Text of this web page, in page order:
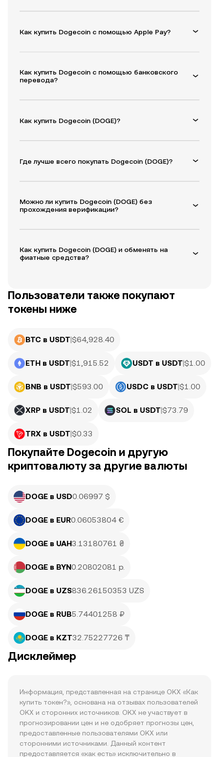
Как купить Dogecoin с помощью Apple Pay?
Как купить Dogecoin с помощью банковского
перевода?
Как купить Dogecoin (DOGE)?
Где лучше всего покупать Dogecoin (DOGE)?
Можно ли купить Dogecoin (DOGE) без
прохождения верификации?
Как купить Dogecoin (DOGE) и обменять на
фиатные средства?
Пользователи также покупают
токены ниже
BTC в USDT|$64,928.40
ETH в USDT|$1,915.52 USDT в USDT|$1.00
BNB в USDT|$593.00 USDC в USDT|$1.00
XRP в USDT|$1.02 SOL в USDT|$73.79
TRX в USDT|$0.33
Покупайте Dogecoin и другую
криптовалюту за другие валюты
DOGE в USD0.06997 $
DOGE в EUR0.06053804 €
DOGE в UAH3.13180761 ₴
DOGE в BYN0.20802081 р.
DOGE в UZS836.26150353 UZS
DOGE в RUB5.74401258 ₽
DOGE в KZT32.75227726 ₸
Дисклеймер
Информация, представленная на странице OKX «Как
купить токен?», основана на отзывах пользователей
OKX и сторонних источников. OKX не участвует в
прогнозировании цен и не одобряет прогнозы цен,
предоставленные пользователями OKX или
сторонними источниками. Данный контент
предоставляется «как есть» исключительно в